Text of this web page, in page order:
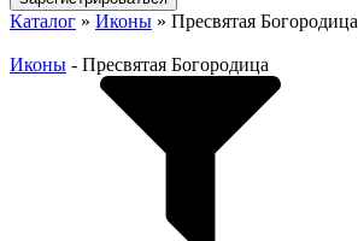
Каталог » Иконы » Пресвятая Богородица
Иконы - Пресвятая Богородица